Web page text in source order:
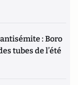
: Boro
tubes de l’été